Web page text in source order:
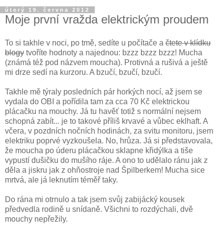
úterý 19. června 2012
Moje první vražda elektrickým proudem
To si takhle v noci, po tmě, sedíte u počítače a čtete v klídku
blogy tvoříte hodnoty a najednou: bzzz bzzz bzzz! Mucha
(známá též pod názvem moucha). Protivná a rušivá a ještě
mi drze sedí na kurzoru. A bzučí, bzučí, bzučí.
Takhle mě týraly posledních pár horkých nocí, až jsem se
vydala do OBI a pořídila tam za cca 70 Kč elektrickou
plácačku na mouchy. Já tu havěť totiž s normální nejsem
schopná zabít... je to takové příliš krvavé a vůbec eklhaft. A
včera, v pozdních nočních hodinách, za svitu monitoru, jsem
elektriku poprvé vyzkoušela. No, hrůza. Já si představovala,
že moucha po úderu plácačkou sklapne křidýlka a tiše
vypustí dušičku do mušího ráje. A ono to udělalo ránu jak z
děla a jiskru jak z ohňostroje nad Špilberkem! Mucha sice
mrtvá, ale já leknutím téměř taky.
Do rána mi otrnulo a tak jsem svůj zabijácký kousek
předvedla rodině u snídaně. Všichni to rozdýchali, dvě
mouchy nepřežily.